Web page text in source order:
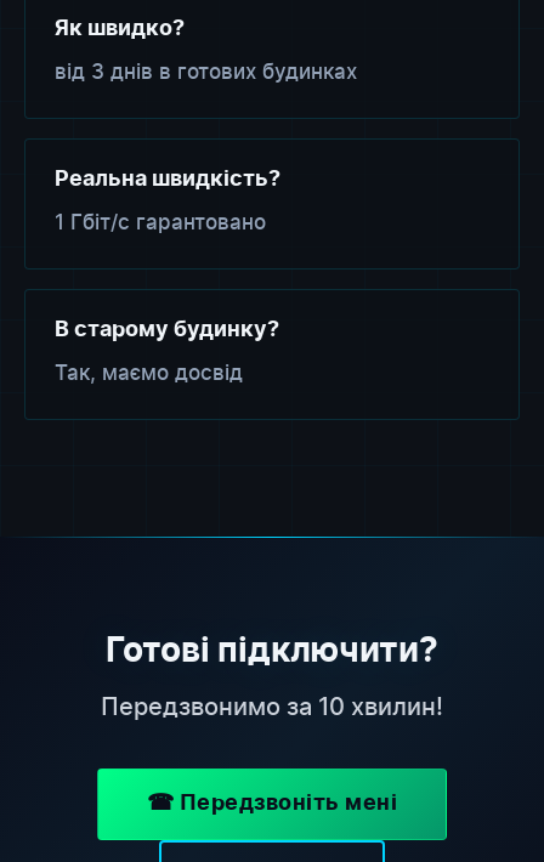
Як швидко?
від 3 днів в готових будинках
Реальна швидкість?
1 Гбіт/с гарантовано
В старому будинку?
Так, маємо досвід
Готові підключити?
Передзвонимо за 10 хвилин!
☎ Передзвоніть мені